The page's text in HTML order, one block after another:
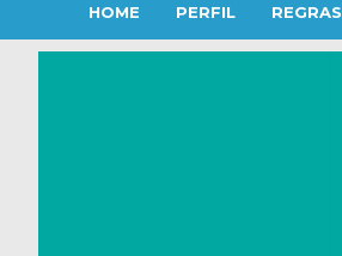
HOME PERFIL REGRAS